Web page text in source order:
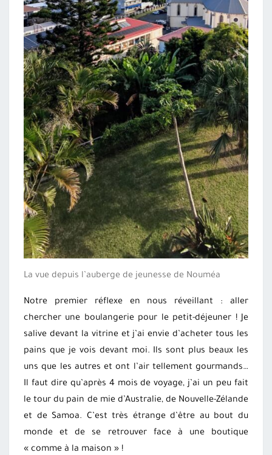
La vue depuis l’auberge de jeunesse de Nouméa
Notre premier réflexe en nous réveillant : aller
chercher une boulangerie pour le petit-déjeuner ! Je
salive devant la vitrine et j’ai envie d’acheter tous les
pains que je vois devant moi. Ils sont plus beaux les
uns que les autres et ont l’air tellement gourmands…
Il faut dire qu’après 4 mois de voyage, j’ai un peu fait
le tour du pain de mie d’Australie, de Nouvelle-Zélande
et de Samoa. C’est très étrange d’être au bout du
monde et de se retrouver face à une boutique
« comme à la maison » !